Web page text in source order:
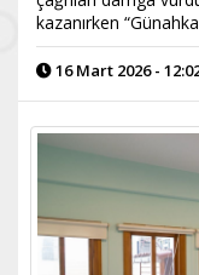
kazanırken
16 Mart 2026 -